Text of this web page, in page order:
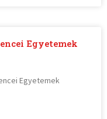
Egyetemek
Egyetemek